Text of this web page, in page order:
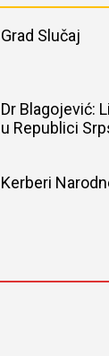
Grad Slučaj
Dr Blagojević:
u Republici
Kerberi